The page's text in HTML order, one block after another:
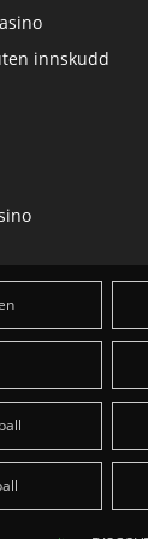
innskudd